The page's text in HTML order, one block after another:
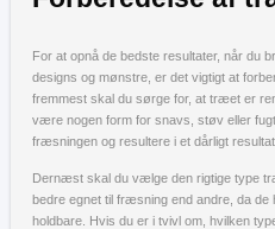
For at opnå de bedste resultater, når du
designs og mønstre, er det vigtigt at
fremmest skal du sørge for, at træet er
være nogen form for snavs, støv eller
fræsningen og resultere i et dårligt resultat.
Dernæst skal du vælge den rigtige type
bedre egnet til fræsning end andre, da
holdbare. Hvis du er i tvivl om, hvilken